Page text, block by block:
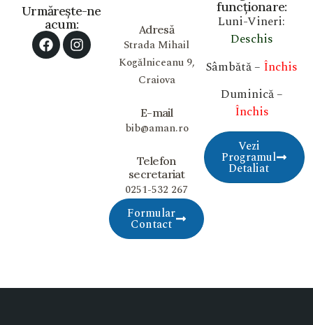
funcționare:
Luni-Vineri:
Deschis
Sâmbătă – Închis
Duminică –
Închis
Vezi
Programul
Detaliat
Adresă
Strada Mihail
Kogălniceanu 9,
Craiova
E-mail
bib@aman.ro
Telefon
secretariat
0251-532 267
Formular
Contact
Urmărește-ne
acum: